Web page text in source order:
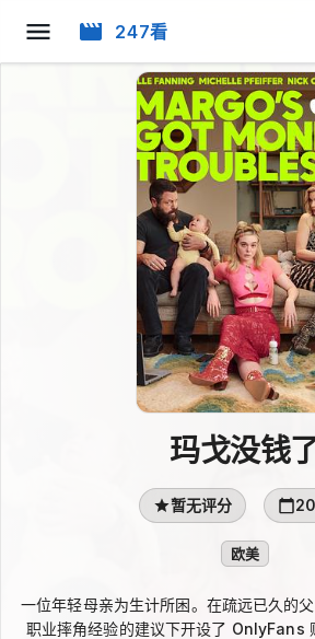
247看
玛戈没钱
暂无评分
欧美
一位年轻母亲为生计所困。在疏远已久的
职业摔角经验的建议下开设了 OnlyFans